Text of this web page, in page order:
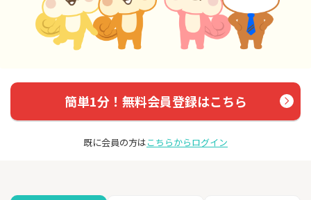
簡単1分！無料会員登録はこちら
既に会員の方はこちらからログイン